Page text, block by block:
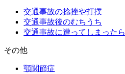
交通事故の捻挫や打撲
交通事故後のむちうち
交通事故に遭ってしまったら
その他
顎関節症